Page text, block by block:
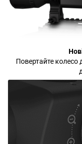
Повертайте колесо